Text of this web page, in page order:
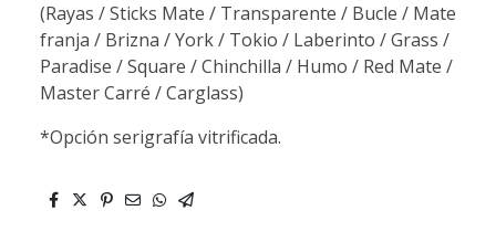
(Rayas / Sticks Mate / Transparente / Bucle / Mate
franja / Brizna / York / Tokio / Laberinto / Grass /
Paradise / Square / Chinchilla / Humo / Red Mate /
Master Carré / Carglass)
*Opción serigrafía vitrificada.